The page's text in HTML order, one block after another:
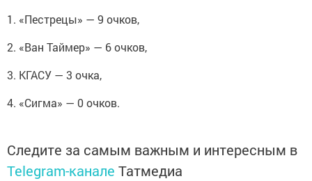
1. «Пестрецы» — 9 очков,
2. «Ван Таймер» — 6 очков,
3. КГАСУ — 3 очка,
4. «Сигма» — 0 очков.
Следите за самым важным и интересным в
Telegram-канале Татмедиа